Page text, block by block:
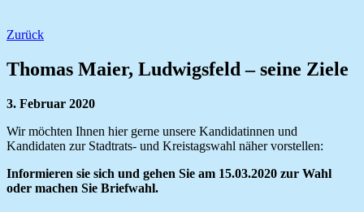
Zurück
Thomas Maier, Ludwigsfeld – seine Ziele
3. Februar 2020
Wir möchten Ihnen hier gerne unsere Kandidatinnen und
Kandidaten zur Stadtrats- und Kreistagswahl näher vorstellen:
Informieren sie sich und gehen Sie am 15.03.2020 zur Wahl
oder machen Sie Briefwahl.